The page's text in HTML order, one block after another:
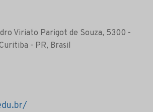
Viriato Parigot de Souza, 5300 -
- PR, Brasil